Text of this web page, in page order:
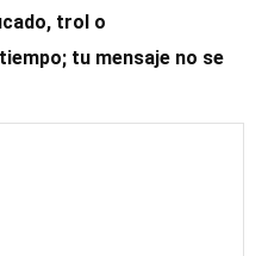
trol o
tu mensaje no se